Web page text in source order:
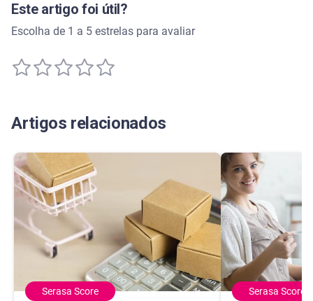
Este artigo foi útil?
Escolha de 1 a 5 estrelas para avaliar
Artigos relacionados
Serasa Score Serasa Score